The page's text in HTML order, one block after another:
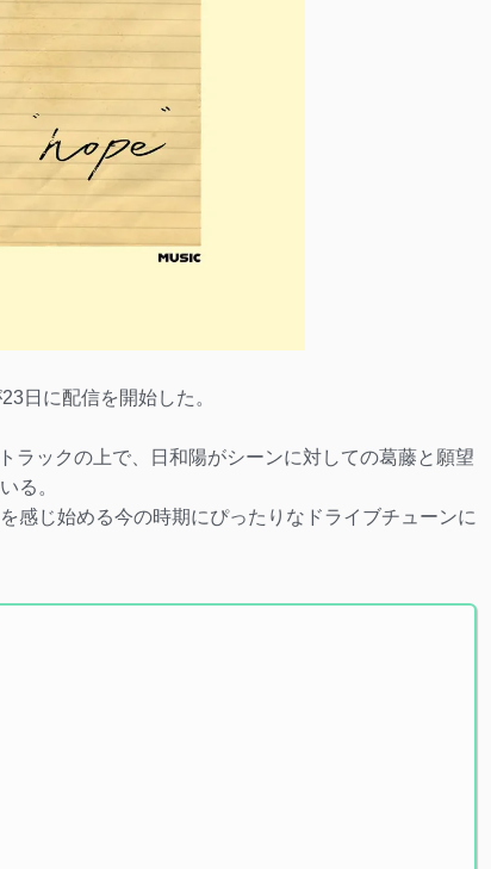
日に配信を開始した。
ラックの上で、日和陽がシーンに対しての葛藤と願望
る。
感じ始める今の時期にぴったりなドライブチューンに